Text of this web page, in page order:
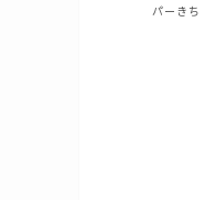
パーきち